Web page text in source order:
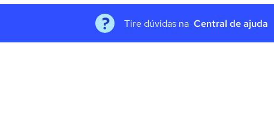
Tire dúvidas na Central de ajuda